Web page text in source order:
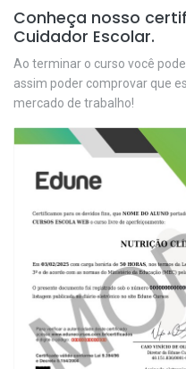
Conheça nosso
Cuidador Escolar.
Ao terminar o curso você
assim poder comprovar que
mercado de trabalho!